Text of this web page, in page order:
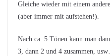
Gleiche wieder mit einem
(aber immer mit aufstehen!).
Nach ca. 5 Tönen kann man
3, dann 2 und 4 zusammen,